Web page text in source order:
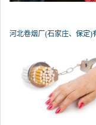
河北卷烟厂(石家庄、保定)